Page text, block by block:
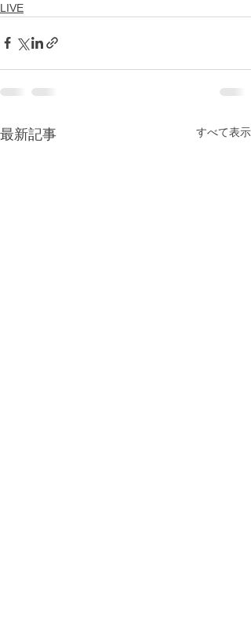
LIVE
最新記事 すべて表示